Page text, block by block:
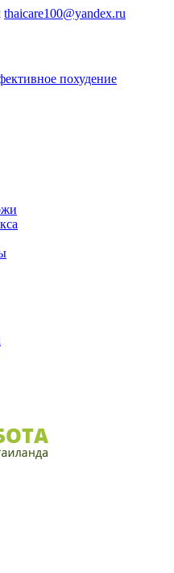
thaicare100@yandex.ru
похудение